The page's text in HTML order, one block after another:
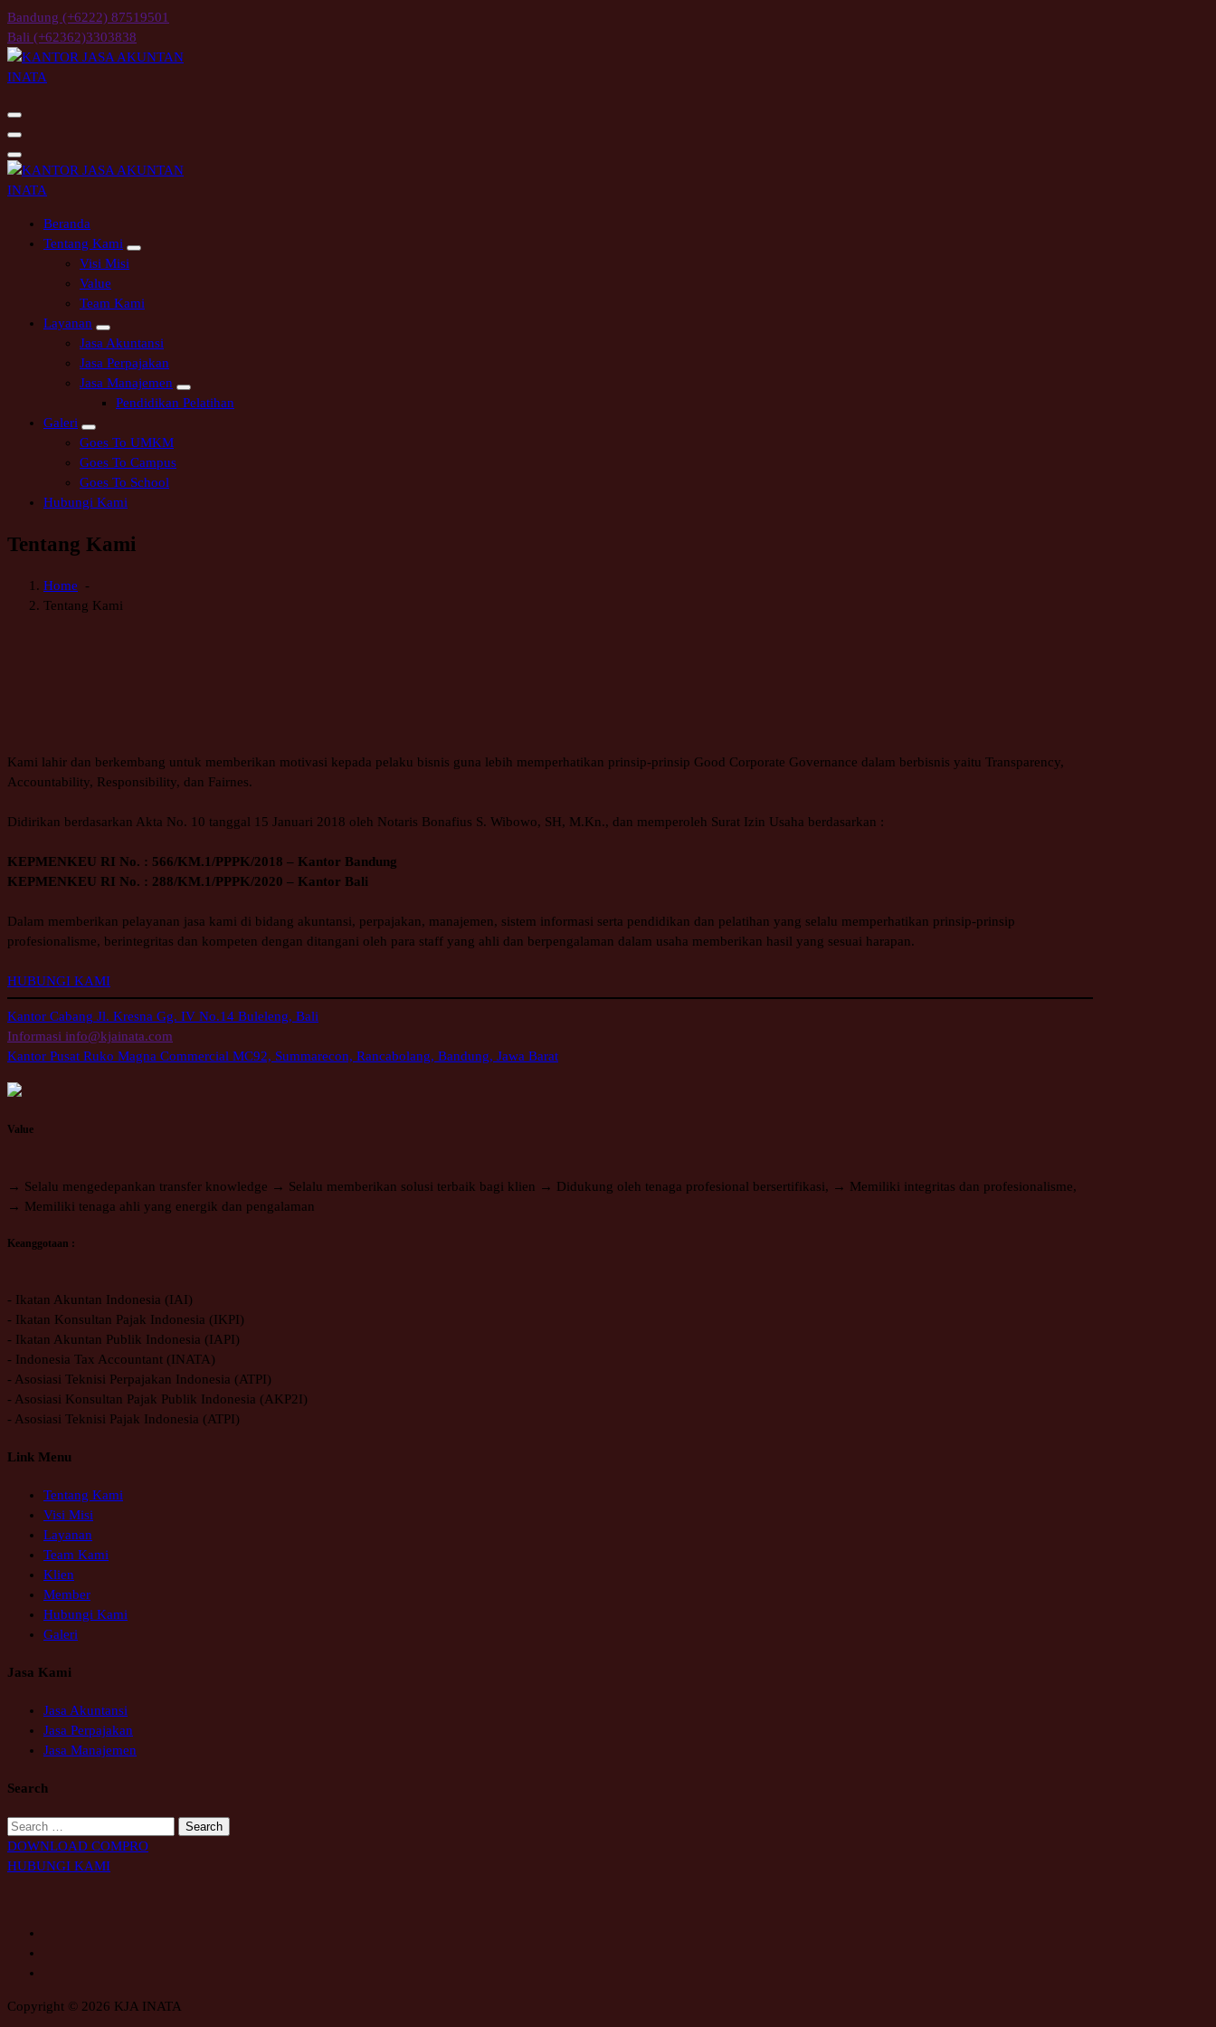
Skip
to
content
Bandung (+6222) 87519501
Bali (+62362)3303838
Kantor Jasa Akuntan INATA
Kantor Jasa Akuntan INATA
Beranda
Tentang Kami
Visi Misi
Value
Team Kami
Layanan
Jasa Akuntansi
Jasa Perpajakan
Jasa Manajemen
Pendidikan Pelatihan
Galeri
Goes To UMKM
Goes To Campus
Goes To School
Hubungi Kami
Tentang Kami
Home -
Tentang Kami
Kami lahir dan berkembang untuk memberikan motivasi kepada pelaku bisnis guna lebih memperhatikan prinsip-prinsip Good Corporate Governance dalam berbisnis yaitu Transparency,
Accountability, Responsibility, dan Fairnes.
Didirikan berdasarkan Akta No. 10 tanggal 15 Januari 2018 oleh Notaris Bonafius S. Wibowo, SH, M.Kn., dan memperoleh Surat Izin Usaha berdasarkan :
KEPMENKEU RI No. : 566/KM.1/PPPK/2018 – Kantor Bandung
KEPMENKEU RI No. : 288/KM.1/PPPK/2020 – Kantor Bali
Dalam memberikan pelayanan jasa kami di bidang akuntansi, perpajakan, manajemen, sistem informasi serta pendidikan dan pelatihan yang selalu memperhatikan prinsip-prinsip
profesionalisme, berintegritas dan kompeten dengan ditangani oleh para staff yang ahli dan berpengalaman dalam usaha memberikan hasil yang sesuai harapan.
HUBUNGI KAMI
Kantor Cabang Jl. Kresna Gg. IV No.14 Buleleng, Bali
Informasi info@kjainata.com
Kantor Pusat Ruko Magna Commercial MC92, Summarecon, Rancabolang, Bandung, Jawa Barat
Value
→ Selalu mengedepankan transfer knowledge → Selalu memberikan solusi terbaik bagi klien → Didukung oleh tenaga profesional bersertifikasi, → Memiliki integritas dan profesionalisme,
→ Memiliki tenaga ahli yang energik dan pengalaman
Keanggotaan :
- Ikatan Akuntan Indonesia (IAI)
- Ikatan Konsultan Pajak Indonesia (IKPI)
- Ikatan Akuntan Publik Indonesia (IAPI)
- Indonesia Tax Accountant (INATA)
- Asosiasi Teknisi Perpajakan Indonesia (ATPI)
- Asosiasi Konsultan Pajak Publik Indonesia (AKP2I)
- Asosiasi Teknisi Pajak Indonesia (ATPI)
Link Menu
Tentang Kami
Visi Misi
Layanan
Team Kami
Klien
Member
Hubungi Kami
Galeri
Jasa Kami
Jasa Akuntansi
Jasa Perpajakan
Jasa Manajemen
Search
Search
for:
DOWNLOAD COMPRO
HUBUNGI KAMI
Copyright © 2026 KJA INATA